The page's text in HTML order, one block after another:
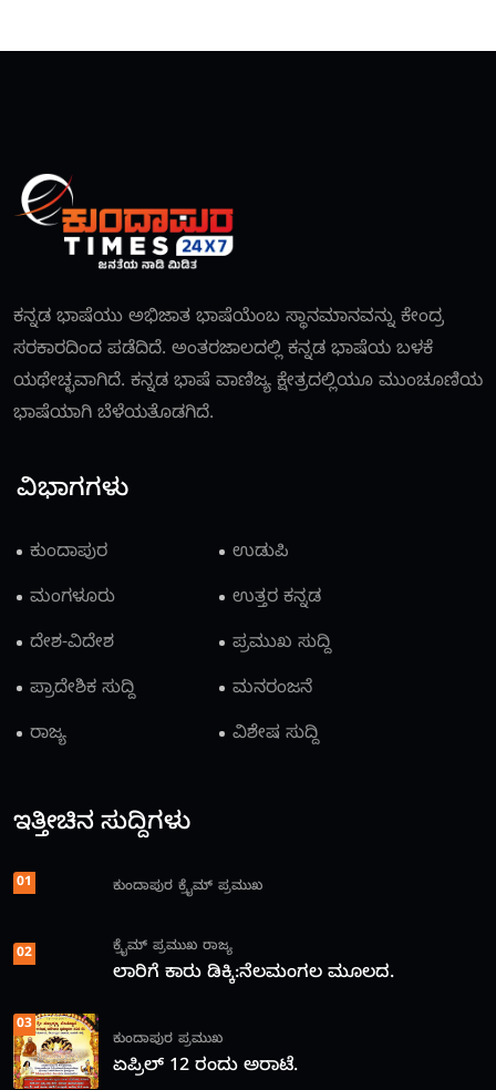
ಕನ್ನಡ ಭಾಷೆಯು ಅಭಿಜಾತ ಭಾಷೆಯೆಂಬ ಸ್ಥಾನಮಾನವನ್ನು ಕೇಂದ್ರ
ಸರಕಾರದಿಂದ ಪಡೆದಿದೆ. ಅಂತರಜಾಲದಲ್ಲಿ ಕನ್ನಡ ಭಾಷೆಯ ಬಳಕೆ
ಯಥೇಚ್ಛವಾಗಿದೆ. ಕನ್ನಡ ಭಾಷೆ ವಾಣಿಜ್ಯ ಕ್ಷೇತ್ರದಲ್ಲಿಯೂ ಮುಂಚೂಣಿಯ
ಭಾಷೆಯಾಗಿ ಬೆಳೆಯತೊಡಗಿದೆ.
ವಿಭಾಗಗಳು
ಕುಂದಾಪುರ
ಉಡುಪಿ
ಮಂಗಳೂರು
ಉತ್ತರ ಕನ್ನಡ
ದೇಶ-ವಿದೇಶ
ಪ್ರಮುಖ ಸುದ್ದಿ
ಪ್ರಾದೇಶಿಕ ಸುದ್ದಿ
ಮನರಂಜನೆ
ರಾಜ್ಯ
ವಿಶೇಷ ಸುದ್ದಿ
ಇತ್ತೀಚಿನ ಸುದ್ದಿಗಳು
01 ಕುಂದಾಪುರ ಕ್ರೈಮ್ ಪ್ರಮುಖ
02 ಕ್ರೈಮ್ ಪ್ರಮುಖ ರಾಜ್ಯ
ಲಾರಿಗೆ ಕಾರು ಡಿಕ್ಕಿ:ನೆಲಮಂಗಲ ಮೂಲದ.
03
ಕುಂದಾಪುರ ಪ್ರಮುಖ
ಏಪ್ರಿಲ್ 12 ರಂದು ಅರಾಟೆ.